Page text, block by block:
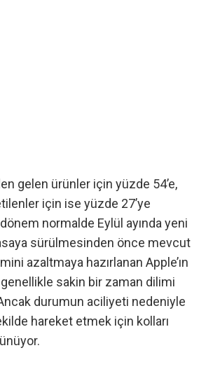
gelen ürünler için yüzde 54’e,
için ise yüzde 27’ye
normalde Eylül ayında yeni
sürülmesinden önce mevcut
azaltmaya hazırlanan Apple’ın
sakin bir zaman dilimi
durumun aciliyeti nedeniyle
hareket etmek için kolları